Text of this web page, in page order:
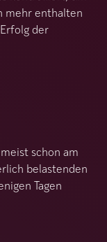
mehr enthalten
der
schon am
belastenden
Tagen